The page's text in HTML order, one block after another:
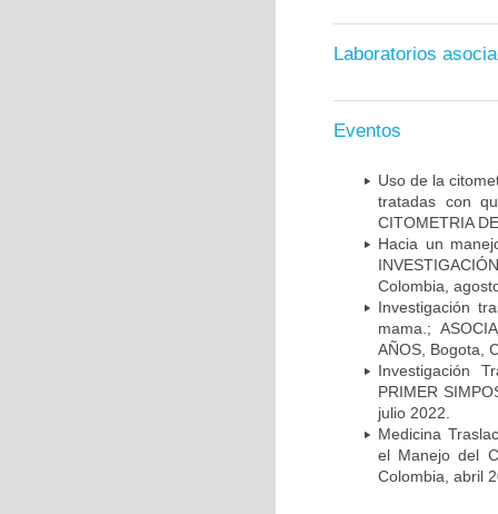
Laboratorios
Eventos
Uso de la
tratadas con
CITOMETRIA
Hacia un
Colombia,
Investigación
mama.;
AÑOS, Bogota,
Investigación
PRIMER
julio 2022.
Medicina
el Manejo del
Colombia, abril